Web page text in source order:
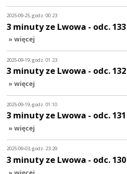
2025-09-25, godz. 00:23
3 minuty ze Lwowa - odc. 133
» więcej
2025-09-19, godz. 01:23
3 minuty ze Lwowa - odc. 132
» więcej
2025-09-19, godz. 01:10
3 minuty ze Lwowa - odc. 131
» więcej
2025-09-03, godz. 23:29
3 minuty ze Lwowa - odc. 130